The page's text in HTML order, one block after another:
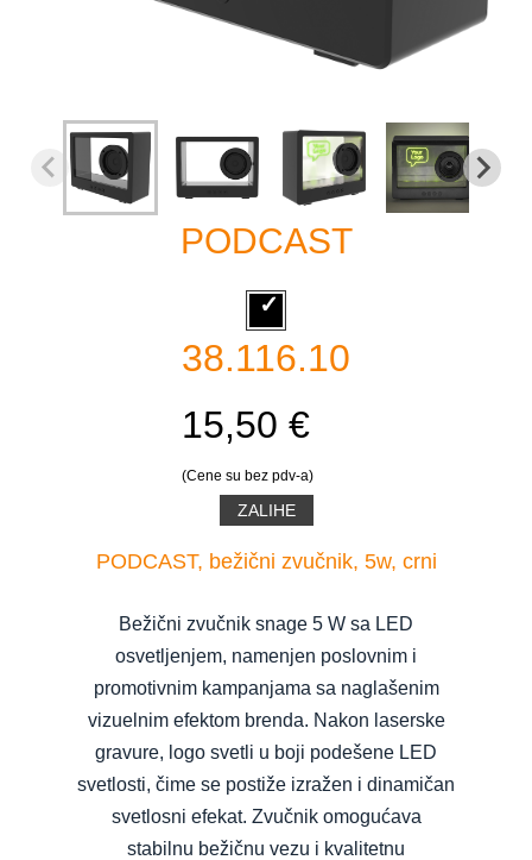
PODCAST
38.116.10
15,50 €
(Cene su bez pdv-a)
ZALIHE
PODCAST, bežični zvučnik, 5w, crni
Bežični zvučnik snage 5 W sa LED
osvetljenjem, namenjen poslovnim i
promotivnim kampanjama sa naglašenim
vizuelnim efektom brenda. Nakon laserske
gravure, logo svetli u boji podešene LED
svetlosti, čime se postiže izražen i dinamičan
svetlosni efekat. Zvučnik omogućava
stabilnu bežičnu vezu i kvalitetnu